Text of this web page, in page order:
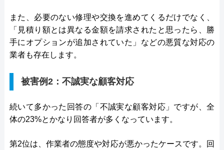
また、必要のない修理や交換を進めてくるだけでなく、
「見積り額とは異なる金額を請求されたと思ったら、勝
手にオプションが追加されていた」などの悪質な対応の
業者も存在します。
被害例2：不誠実な顧客対応
続いて多かった回答の「不誠実な顧客対応」ですが、全
体の23%とかなり回答者が多くなっています。
第2位は、作業者の態度や対応が悪かったケースです。回